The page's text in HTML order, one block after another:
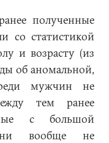
полученные
со статистикой
и возрасту (из
об аномальной,
мужчин не
тем ранее
с большой
вообще не